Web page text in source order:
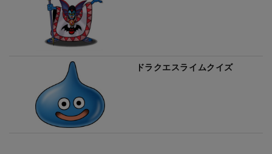
ドラクエスライムクイズ